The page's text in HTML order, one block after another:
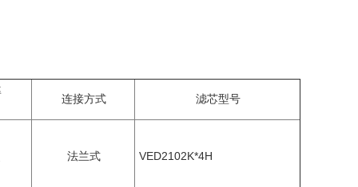
连接方式 滤芯型号
法兰式 VED2102K*4H